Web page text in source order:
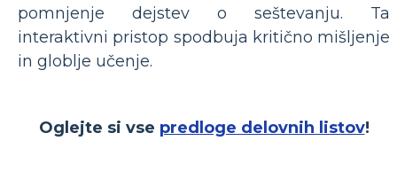
pomnjenje dejstev o seštevanju. Ta
interaktivni pristop spodbuja kritično mišljenje
in globlje učenje.
Oglejte si vse predloge delovnih listov!